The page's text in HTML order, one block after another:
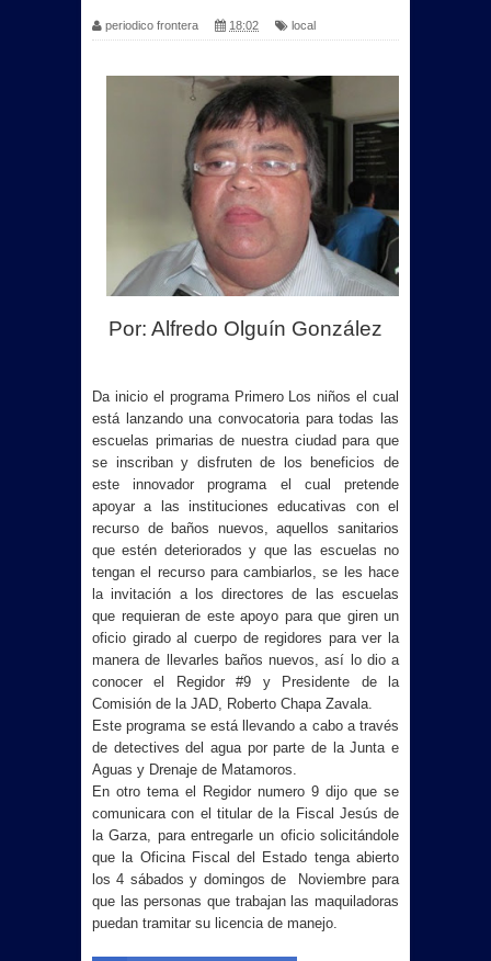
periodico frontera 18:02 local
Por: Alfredo Olguín González
Da inicio el programa Primero Los niños el cual
está lanzando una convocatoria para todas las
escuelas primarias de nuestra ciudad para que
se inscriban y disfruten de los beneficios de
este innovador programa el cual pretende
apoyar a las instituciones educativas con el
recurso de baños nuevos, aquellos sanitarios
que estén deteriorados y que las escuelas no
tengan el recurso para cambiarlos, se les hace
la invitación a los directores de las escuelas
que requieran de este apoyo para que giren un
oficio girado al cuerpo de regidores para ver la
manera de llevarles baños nuevos, así lo dio a
conocer el Regidor #9 y Presidente de la
Comisión de la JAD, Roberto Chapa Zavala.
Este programa se está llevando a cabo a través
de detectives del agua por parte de la Junta e
Aguas y Drenaje de Matamoros.
En otro tema el Regidor numero 9 dijo que se
comunicara con el titular de la Fiscal Jesús de
la Garza, para entregarle un oficio solicitándole
que la Oficina Fiscal del Estado tenga abierto
los 4 sábados y domingos de Noviembre para
que las personas que trabajan las maquiladoras
puedan tramitar su licencia de manejo.